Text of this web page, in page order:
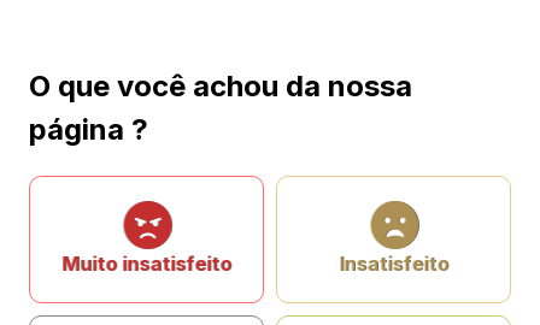
O que você achou da nossa
página ?
Muito insatisfeito Insatisfeito